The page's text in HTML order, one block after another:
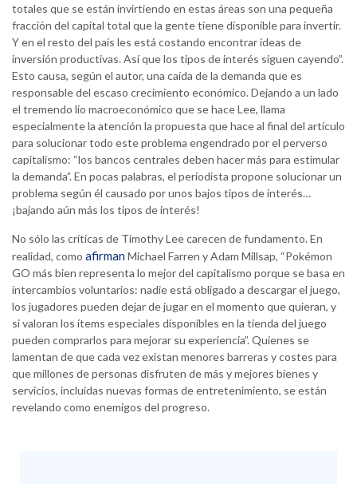
totales que se están invirtiendo en estas áreas son una pequeña
fracción del capital total que la gente tiene disponible para invertir.
Y en el resto del país les está costando encontrar ideas de
inversión productivas. Así que los tipos de interés siguen cayendo”.
Esto causa, según el autor, una caída de la demanda que es
responsable del escaso crecimiento económico. Dejando a un lado
el tremendo lío macroeconómico que se hace Lee, llama
especialmente la atención la propuesta que hace al final del artículo
para solucionar todo este problema engendrado por el perverso
capitalismo: “los bancos centrales deben hacer más para estimular
la demanda”. En pocas palabras, el periodista propone solucionar un
problema según él causado por unos bajos tipos de interés…
¡bajando aún más los tipos de interés!
No sólo las críticas de Timothy Lee carecen de fundamento. En
realidad, como afirman Michael Farren y Adam Millsap, “Pokémon
GO más bien representa lo mejor del capitalismo porque se basa en
intercambios voluntarios: nadie está obligado a descargar el juego,
los jugadores pueden dejar de jugar en el momento que quieran, y
si valoran los ítems especiales disponibles en la tienda del juego
pueden comprarlos para mejorar su experiencia”. Quienes se
lamentan de que cada vez existan menores barreras y costes para
que millones de personas disfruten de más y mejores bienes y
servicios, incluidas nuevas formas de entretenimiento, se están
revelando como enemigos del progreso.